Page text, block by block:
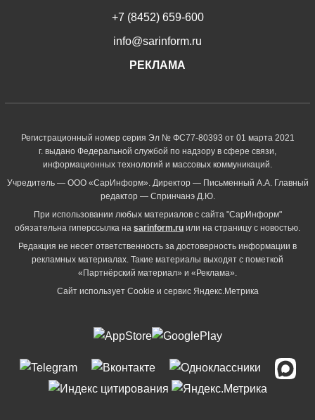
+7 (8452) 659-600
info@sarinform.ru
РЕКЛАМА
Регистрационный номер серия Эл № ФС77-80393 от 01 марта 2021
г. выдано Федеральной службой по надзору в сфере связи,
информационных технологий и массовых коммуникаций.
Учредитель — ООО «СарИнформ». Директор — Письменный А.А. Главный
редактор — Спринчанэ Д.Ю.
При использовании любых материалов с сайта "СарИнформ"
обязательна гиперссылка на sarinform.ru или на страницу с новостью.
Редакция не несет ответственность за достоверность информации в
рекламных материалах. Такие материалы выходят с пометкой
«Партнёрский материал» и «Реклама».
Сайт использует Cookie и сервиc Яндекс.Метрика